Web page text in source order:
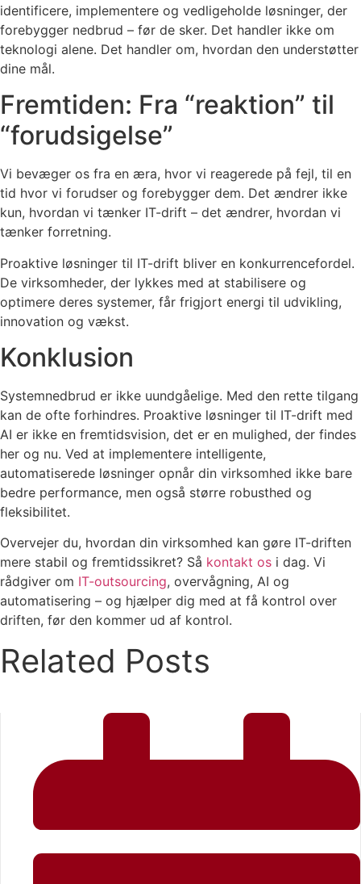
identificere, implementere og vedligeholde løsninger, der
forebygger nedbrud – før de sker. Det handler ikke om
teknologi alene. Det handler om, hvordan den understøtter
dine mål.
Fremtiden: Fra “reaktion” til
“forudsigelse”
Vi bevæger os fra en æra, hvor vi reagerede på fejl, til en
tid hvor vi forudser og forebygger dem. Det ændrer ikke
kun, hvordan vi tænker IT-drift – det ændrer, hvordan vi
tænker forretning.
Proaktive løsninger til IT-drift bliver en konkurrencefordel.
De virksomheder, der lykkes med at stabilisere og
optimere deres systemer, får frigjort energi til udvikling,
innovation og vækst.
Konklusion
Systemnedbrud er ikke uundgåelige. Med den rette tilgang
kan de ofte forhindres. Proaktive løsninger til IT-drift med
AI er ikke en fremtidsvision, det er en mulighed, der findes
her og nu. Ved at implementere intelligente,
automatiserede løsninger opnår din virksomhed ikke bare
bedre performance, men også større robusthed og
fleksibilitet.
Overvejer du, hvordan din virksomhed kan gøre IT-driften
mere stabil og fremtidssikret? Så kontakt os i dag. Vi
rådgiver om IT-outsourcing, overvågning, AI og
automatisering – og hjælper dig med at få kontrol over
driften, før den kommer ud af kontrol.
Related Posts